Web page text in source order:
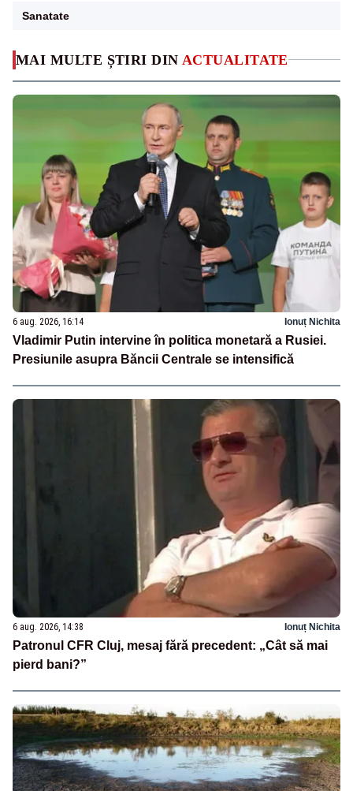
MAI MULTE ȘTIRI DIN ACTUALITATE
6 aug. 2026, 16:14 Ionuț Nichita
Vladimir Putin intervine în politica monetară a Rusiei.
Presiunile asupra Băncii Centrale se intensifică
6 aug. 2026, 14:38 Ionuț Nichita
Patronul CFR Cluj, mesaj fără precedent: „Cât să mai
pierd bani?”
Sanatate